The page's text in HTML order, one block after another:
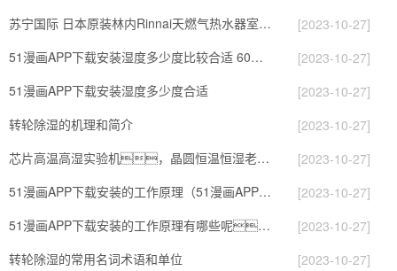
苏宁国际 日本原装林内Rinnai天燃气热水器室内外机20L24升恒温0冷水循环泵RUF-A2005AU(B)
[2023-10-27]
51漫画APP下载安装湿度多少度比较合适 60度最佳
[2023-10-27]
51漫画APP下载安装湿度多少度合适
[2023-10-27]
转轮除湿的机理和简介
[2023-10-27]
芯片高温高湿实验机，晶圆恒温恒湿老化箱
[2023-10-27]
51漫画APP下载安装的工作原理（51漫画APP下载安装工作原理）
[2023-10-27]
51漫画APP下载安装的工作原理有哪些呢？具体的和哈尔滨51漫画APP下载安装了解一下吧！
[2023-10-27]
转轮除湿的常用名词术语和单位
[2023-10-27]